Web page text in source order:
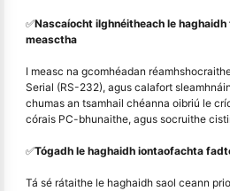
✅Nascaíocht ilghnéitheach le
measctha
I measc na gcomhéadan
Serial (RS-232), agus calafort
chumas an tsamhail chéanna oibriú le
córais PC-bhunaithe, agus socruithe
✅Tógadh le haghaidh iontaofachta
Tá sé rátaithe le haghaidh saol ceann